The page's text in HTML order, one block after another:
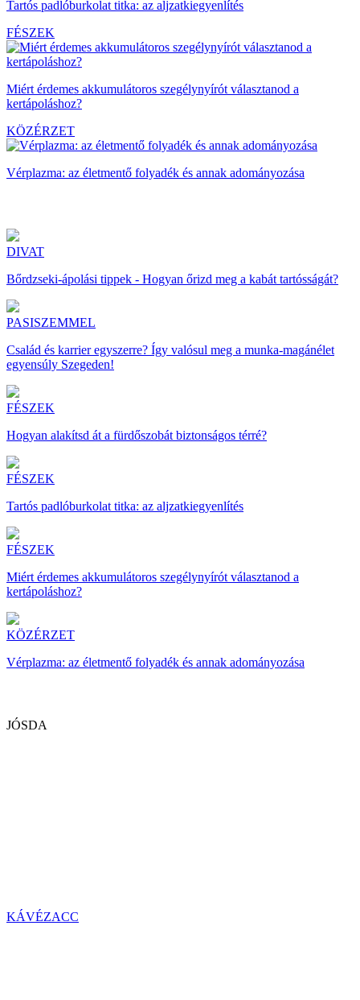
Tartós padlóburkolat titka: az aljzatkiegyenlítés
FÉSZEK
Miért érdemes akkumulátoros szegélynyírót választanod a
kertápoláshoz?
KÖZÉRZET
Vérplazma: az életmentő folyadék és annak adományozása
DIVAT
Bőrdzseki-ápolási tippek - Hogyan őrizd meg a kabát tartósságát?
PASISZEMMEL
Család és karrier egyszerre? Így valósul meg a munka-magánélet
egyensúly Szegeden!
FÉSZEK
Hogyan alakítsd át a fürdőszobát biztonságos térré?
FÉSZEK
Tartós padlóburkolat titka: az aljzatkiegyenlítés
FÉSZEK
Miért érdemes akkumulátoros szegélynyírót választanod a
kertápoláshoz?
KÖZÉRZET
Vérplazma: az életmentő folyadék és annak adományozása
JÓSDA
KÁVÉZACC